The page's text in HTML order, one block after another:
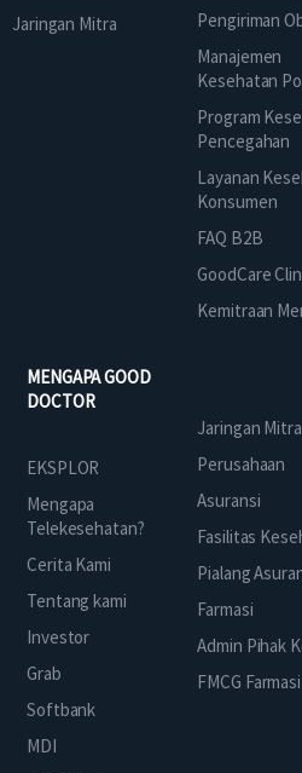
Jaringan Mitra
Pengiriman
Manajemen
Kesehatan
Program
Pencegahan
Layanan
Konsumen
FAQ B2B
GoodCare
Kemitraan
MENGAPA GOOD
DOCTOR
EKSPLOR
Mengapa
Telekesehatan?
Cerita Kami
Tentang kami
Investor
Grab
Softbank
MDI
Jaringan Mitra
Perusahaan
Asuransi
Fasilitas
Pialang
Farmasi
Admin Pihak
FMCG Farmasi